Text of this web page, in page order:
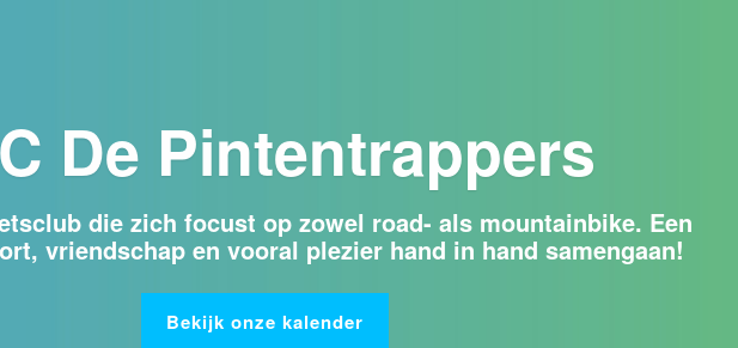
De Pintentrappers
die zich focust op zowel road- als mountainbike. Een
vriendschap en vooral plezier hand in hand samengaan!
Bekijk onze kalender